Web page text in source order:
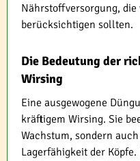
Nährstoffversorgung,
berücksichtigen sollten.
Die Bedeutung der
Wirsing
Eine ausgewogene
kräftigem Wirsing. Sie
Wachstum, sondern
Lagerfähigkeit der